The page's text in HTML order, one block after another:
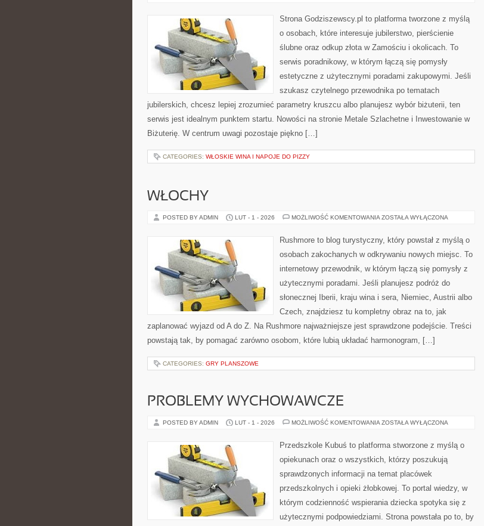
BIŻUTERII
Strona Godziszewscy.pl to platforma tworzone z myślą
o osobach, które interesuje jubilerstwo, pierścienie
ślubne oraz odkup złota w Zamościu i okolicach. To
serwis poradnikowy, w którym łączą się pomysły
estetyczne z użytecznymi poradami zakupowymi. Jeśli
szukasz czytelnego przewodnika po tematach
jubilerskich, chcesz lepiej zrozumieć parametry kruszcu albo planujesz wybór biżuterii, ten
serwis jest idealnym punktem startu. Nowości na stronie Metale Szlachetne i Inwestowanie w
Biżuterię. W centrum uwagi pozostaje piękno […]
CATEGORIES: WŁOSKIE WINA I NAPOJE DO PIZZY
WŁOCHY
POSTED BY ADMIN LUT - 1 - 2026 MOŻLIWOŚĆ KOMENTOWANIA WŁOCHY
ZOSTAŁA WYŁĄCZONA
Rushmore to blog turystyczny, który powstał z myślą o
osobach zakochanych w odkrywaniu nowych miejsc. To
internetowy przewodnik, w którym łączą się pomysły z
użytecznymi poradami. Jeśli planujesz podróż do
słonecznej Iberii, kraju wina i sera, Niemiec, Austrii albo
Czech, znajdziesz tu kompletny obraz na to, jak
zaplanować wyjazd od A do Z. Na Rushmore najważniejsze jest sprawdzone podejście. Treści
powstają tak, by pomagać zarówno osobom, które lubią układać harmonogram, […]
CATEGORIES: GRY PLANSZOWE
PROBLEMY WYCHOWAWCZE
POSTED BY ADMIN LUT - 1 - 2026 MOŻLIWOŚĆ KOMENTOWANIA PROBLEMY
ZOSTAŁA WYŁĄCZONA
Przedszkole Kubuś to platforma stworzone z myślą o
opiekunach oraz o wszystkich, którzy poszukują
sprawdzonych informacji na temat placówek
przedszkolnych i opieki żłobkowej. To portal wiedzy, w
którym codzienność wspierania dziecka spotyka się z
użytecznymi podpowiedziami. Strona powstała po to, by